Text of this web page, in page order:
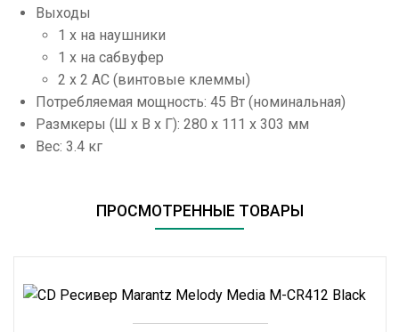
Выходы
1 x на наушники
1 x на сабвуфер
2 x 2 АС (винтовые клеммы)
Потребляемая мощность: 45 Вт (номинальная)
Размкеры (Ш х В х Г): 280 x 111 x 303 мм
Вес: 3.4 кг
ПРОСМОТРЕННЫЕ ТОВАРЫ